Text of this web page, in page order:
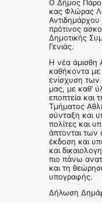
Ο Δήμος
κας Φλώρας
Αντιδημάρχου
πρότινος
Δημοτικής
Γενιάς.
Η νέα άμισθη
καθήκοντα με
ενίσχυση των
μας, με καθ’
εποπτεία και
Τμήματος
σύνταξη και
πολίτες και
άπτονται των
έκδοση και
και
πιο πάνω
και τη
υπογραφής.
Δήλωση